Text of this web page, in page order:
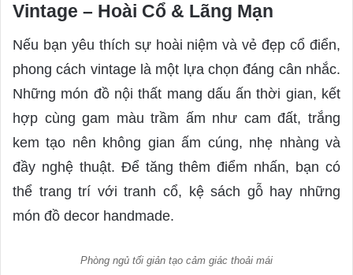
Vintage – Hoài Cổ & Lãng Mạn
Nếu bạn yêu thích sự hoài niệm và vẻ đẹp cổ điển,
phong cách vintage là một lựa chọn đáng cân nhắc.
Những món đồ nội thất mang dấu ấn thời gian, kết
hợp cùng gam màu trầm ấm như cam đất, trắng
kem tạo nên không gian ấm cúng, nhẹ nhàng và
đầy nghệ thuật. Để tăng thêm điểm nhấn, bạn có
thể trang trí với tranh cổ, kệ sách gỗ hay những
món đồ decor handmade.
Phòng ngủ tối giản tạo cảm giác thoải mái